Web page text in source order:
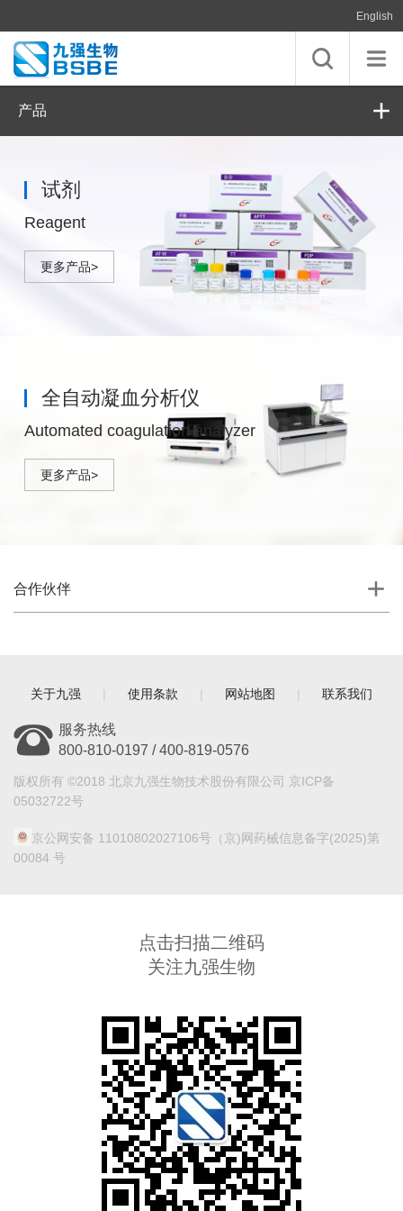
English
产品
试剂
Reagent
更多产品>
全自动凝血分析仪
Automated coagulation analyzer
更多产品>
合作伙伴
关于九强 | 使用条款 | 网站地图 | 联系我们
服务热线
800-810-0197 / 400-819-0576
版权所有 ©2018 北京九强生物技术股份有限公司 京ICP备
05032722号
京公网安备 11010802027106号 （京)网药械信息备字(2025)第
00084 号
点击扫描二维码
关注九强生物